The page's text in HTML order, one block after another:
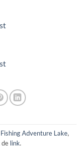
Adventure Lake,
de link.